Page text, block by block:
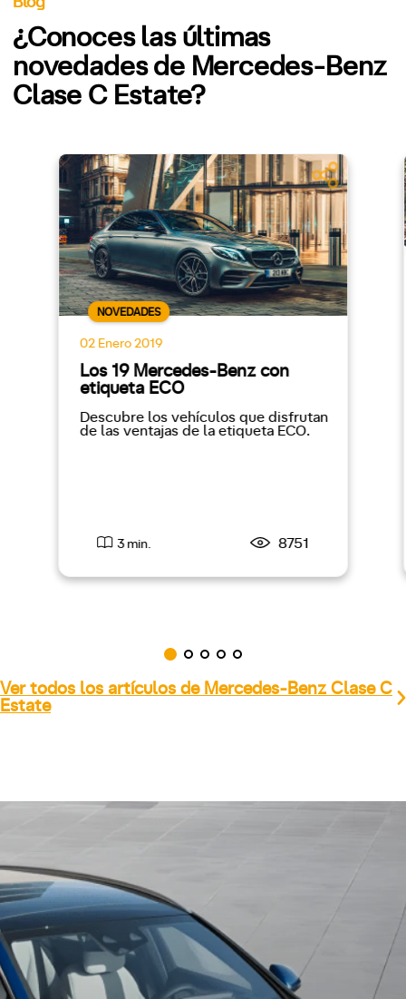
¿Conoces las últimas
novedades de Mercedes-Benz
Clase C Estate?
NOVEDADES
02 Enero 2019
Los 19 Mercedes-Benz con
etiqueta ECO
Descubre los vehículos que disfrutan
de las ventajas de la etiqueta ECO.
3 min. 8751
Ver todos los artículos de Mercedes-Benz Clase C
Estate